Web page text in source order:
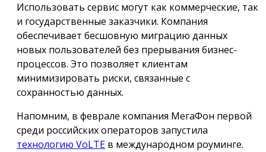
Использовать сервис могут как коммерческие, так
и государственные заказчики. Компания
обеспечивает бесшовную миграцию данных
новых пользователей без прерывания бизнес-
процессов. Это позволяет клиентам
минимизировать риски, связанные с
сохранностью данных.
Напомним, в феврале компания МегаФон первой
среди российских операторов запустила
технологию VoLTE в международном роуминге.